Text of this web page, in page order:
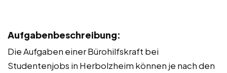
Aufgabenbeschreibung:
Die Aufgaben einer Bürohilfskraft bei
Studentenjobs in Herbolzheim können je nach den